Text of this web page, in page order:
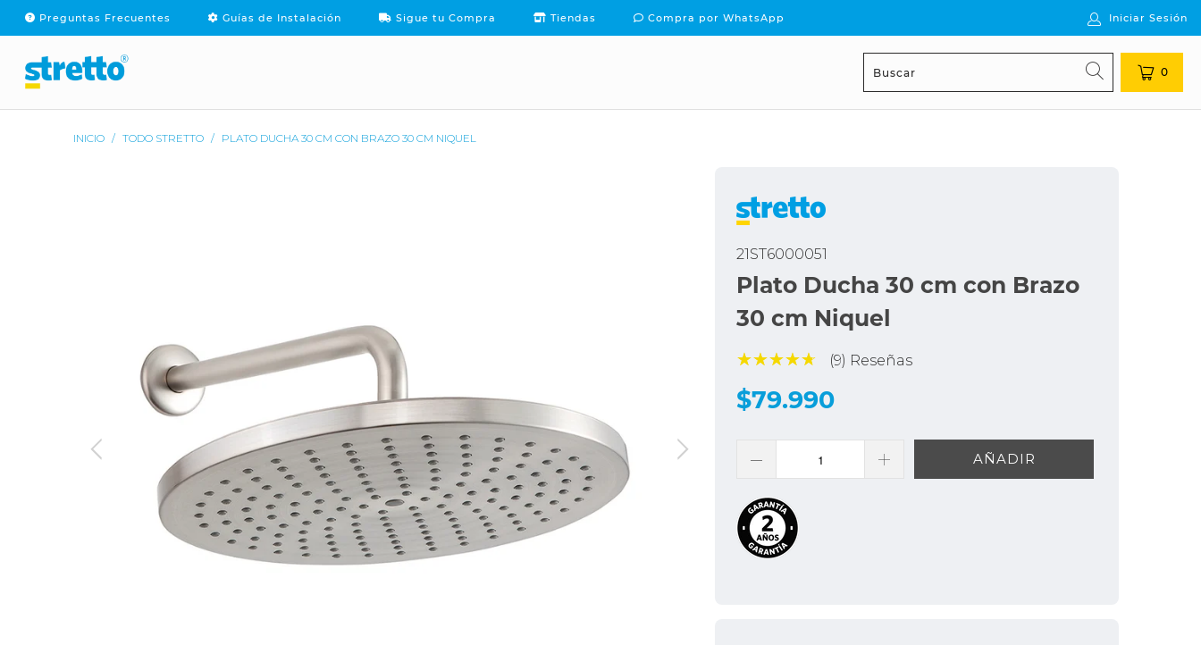
Preguntas Frecuentes Guías de Instalación Sigue tu Compra Tiendas Compra por WhatsApp Iniciar Sesión
0
INICIO / TODO STRETTO / PLATO DUCHA 30 CM CON BRAZO 30 CM NIQUEL
21ST6000051
Plato Ducha 30 cm con Brazo
30 cm Niquel
(9) Reseñas
$79.990
AÑADIR